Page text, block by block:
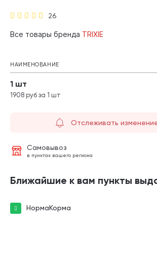
26
Все товары бренда TRIXIE
НАИМЕНОВАНИЕ
1 шт
1908 руб за 1 шт
Отслеживать
Самовывоз
в пунктах вашего региона
Ближайшие к вам пункты
НормаКорма